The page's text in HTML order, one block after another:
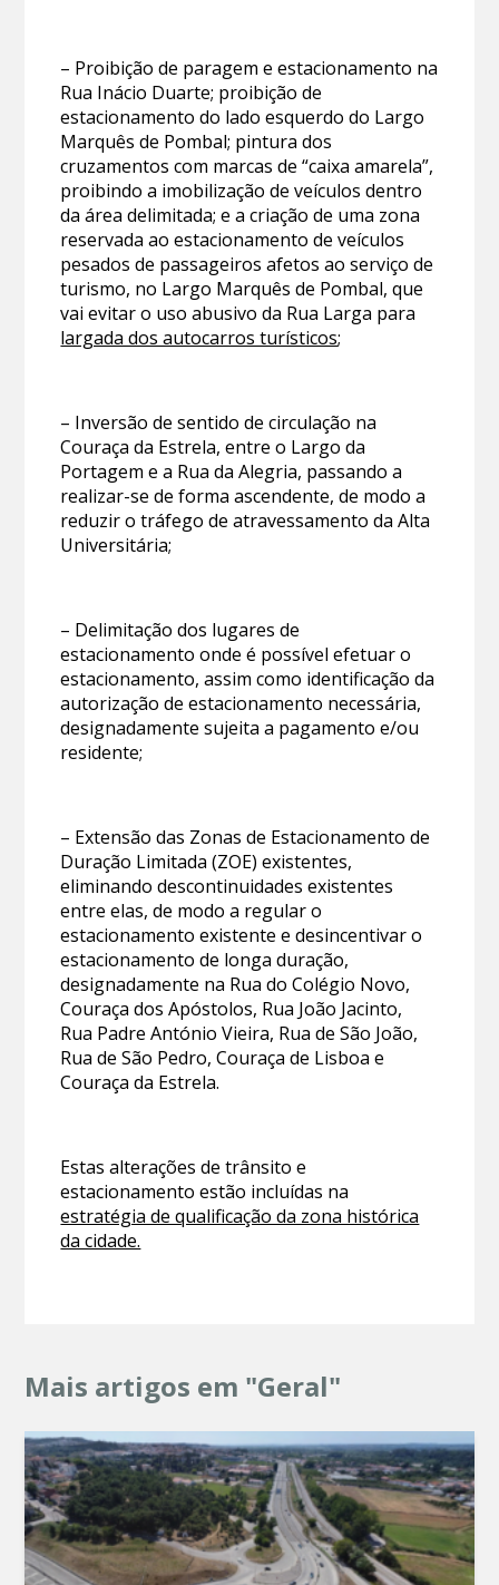
– Proibição de paragem e estacionamento na
Rua Inácio Duarte; proibição de
estacionamento do lado esquerdo do Largo
Marquês de Pombal; pintura dos
cruzamentos com marcas de “caixa amarela”,
proibindo a imobilização de veículos dentro
da área delimitada; e a criação de uma zona
reservada ao estacionamento de veículos
pesados de passageiros afetos ao serviço de
turismo, no Largo Marquês de Pombal, que
vai evitar o uso abusivo da Rua Larga para
largada dos autocarros turísticos;
– Inversão de sentido de circulação na
Couraça da Estrela, entre o Largo da
Portagem e a Rua da Alegria, passando a
realizar-se de forma ascendente, de modo a
reduzir o tráfego de atravessamento da Alta
Universitária;
– Delimitação dos lugares de
estacionamento onde é possível efetuar o
estacionamento, assim como identificação da
autorização de estacionamento necessária,
designadamente sujeita a pagamento e/ou
residente;
– Extensão das Zonas de Estacionamento de
Duração Limitada (ZOE) existentes,
eliminando descontinuidades existentes
entre elas, de modo a regular o
estacionamento existente e desincentivar o
estacionamento de longa duração,
designadamente na Rua do Colégio Novo,
Couraça dos Apóstolos, Rua João Jacinto,
Rua Padre António Vieira, Rua de São João,
Rua de São Pedro, Couraça de Lisboa e
Couraça da Estrela.
Estas alterações de trânsito e
estacionamento estão incluídas na
estratégia de qualificação da zona histórica
da cidade.
Mais artigos em "Geral"